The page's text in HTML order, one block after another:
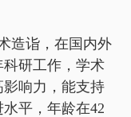
造诣，在国内外
研工作，学术
响力，能支持
平，年龄在42